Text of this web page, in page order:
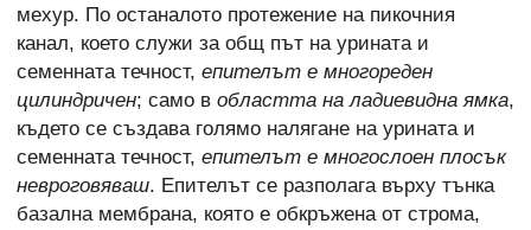
мехур. По останалото протежение на пикочния
канал, което служи за общ път на урината и
семенната течност, епителът е многореден
цилиндричен; само в областта на ладиевидна ямка,
където се създава голямо налягане на урината и
семенната течност, епителът е многослоен плосък
невроговяваш. Епителът се разполага върху тънка
базална мембрана, която е обкръжена от строма,